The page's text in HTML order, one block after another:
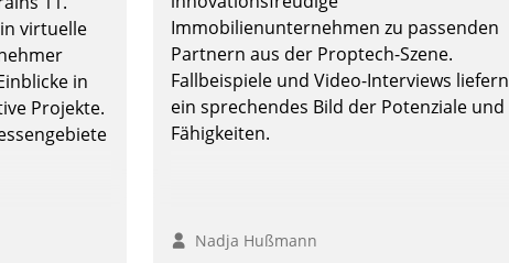
virtuelle
in
Projekte.
Immobilienunternehmen zu passenden
Partnern aus der Proptech-Szene.
Fallbeispiele und Video-Interviews liefern
ein sprechendes Bild der Potenziale und
Fähigkeiten.
Nadja Hußmann